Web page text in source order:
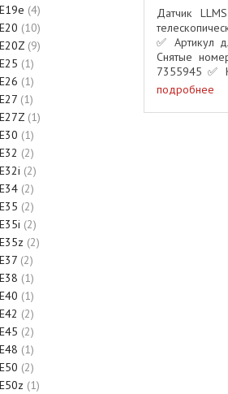
E19e 4
E20 10
E20Z 9
E25 1
E26 1
E27 1
E27Z 1
E30 1
E32
2
E32i 2
E34 2
E35 2
E35i 2
E35z 2
E37 2
E38 1
E40 1
E42
2
E45 2
E48 1
E50 2
E50z 1
Датчик
✅ Артикул
Снятые
7355945 ✅
датчики
Описание:
LLMS (также
подробнее